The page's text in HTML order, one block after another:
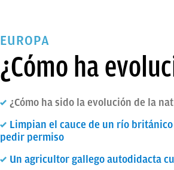
EUROPA
¿Cómo ha
¿Cómo ha sido la evolución de la
Limpian el cauce de un río
pedir permiso
Un agricultor gallego autodidacta